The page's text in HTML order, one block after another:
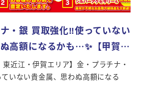
・銀 買取強化‼使っていない
高額になるかも…✨【甲賀…
近江・伊賀エリア】金・プラチナ・
いない貴金属、思わぬ高額になる